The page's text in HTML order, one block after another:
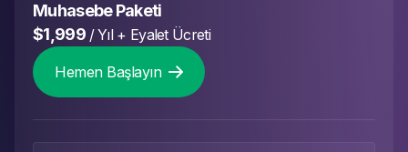
Muhasebe Paketi
$1,999 / Yıl + Eyalet Ücreti
Hemen Başlayın